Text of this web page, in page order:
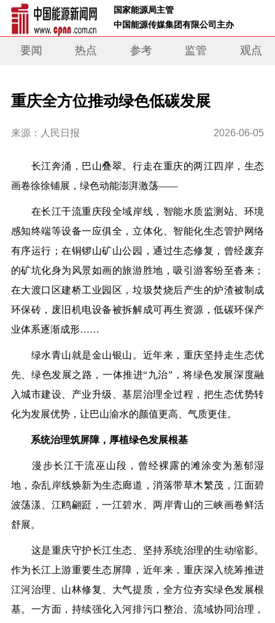
国家能源局主管
中国能源传媒集团有限公司主办
要闻 热点 参考 监管 观点
重庆全方位推动绿色低碳发展
来源：人民日报 2026-06-05
长江奔涌，巴山叠翠。行走在重庆的两江四岸，生态
画卷徐徐铺展，绿色动能澎湃激荡——
在长江干流重庆段全域岸线，智能水质监测站、环境
感知终端等设备一应俱全，立体化、智能化生态管护网络
有序运行；在铜锣山矿山公园，通过生态修复，曾经废弃
的矿坑化身为风景如画的旅游胜地，吸引游客纷至沓来；
在大渡口区建桥工业园区，垃圾焚烧后产生的炉渣被制成
环保砖，废旧机电设备被拆解成可再生资源，低碳环保产
业体系逐渐成形……
绿水青山就是金山银山。近年来，重庆坚持走生态优
先、绿色发展之路，一体推进“九治”，将绿色发展深度融
入城市建设、产业升级、基层治理全过程，把生态优势转
化为发展优势，让巴山渝水的颜值更高、气质更佳。
系统治理筑屏障，厚植绿色发展根基
漫步长江干流巫山段，曾经裸露的滩涂变为葱郁湿
地，杂乱岸线焕新为生态廊道，消落带草木繁茂，江面碧
波荡漾、江鸥翩跹，一江碧水、两岸青山的三峡画卷鲜活
舒展。
这是重庆守护长江生态、坚持系统治理的生动缩影。
作为长江上游重要生态屏障，近年来，重庆深入统筹推进
江河治理、山林修复、大气提质，全方位夯实绿色发展根
基。一方面，持续强化入河排污口整治、流域协同治理，